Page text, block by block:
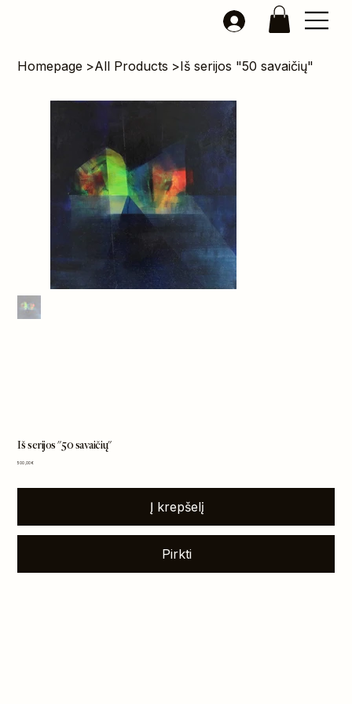
Homepage >All Products >Iš serijos "50 savaičių"
Iš serijos "50 savaičių"
Kaina
500,00 €
Į krepšelį
Pirkti